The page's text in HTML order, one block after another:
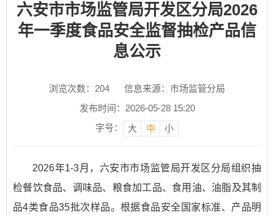
六安市市场监管局开发区分局2026
年一季度食品安全监督抽检产品信
息公示
浏览次数： 204
信息来源：市场监管分局
发布时间：2026-05-28 15:20
字号：
大 中 小
2026年1-3月，六安市市场监管局开发区分局组织抽
检餐饮食品、调味品、粮食加工品、食用油、油脂及其制
品4类食品35批次样品。根据食品安全国家标准、产品明